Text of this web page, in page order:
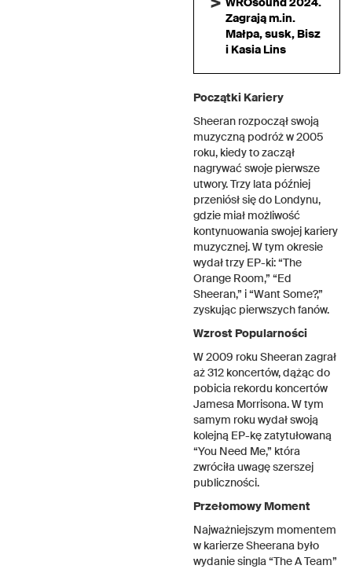
Zagrają m.in.
Małpa, susk, Bisz
i Kasia Lins
Początki Kariery
Sheeran rozpoczął swoją
muzyczną podróż w 2005
roku, kiedy to zaczął
nagrywać swoje pierwsze
utwory. Trzy lata później
przeniósł się do Londynu,
gdzie miał możliwość
kontynuowania swojej kariery
muzycznej. W tym okresie
wydał trzy EP-ki: “The
Orange Room,” “Ed
Sheeran,” i “Want Some?,”
zyskując pierwszych fanów.
Wzrost Popularności
W 2009 roku Sheeran zagrał
aż 312 koncertów, dążąc do
pobicia rekordu koncertów
Jamesa Morrisona. W tym
samym roku wydał swoją
kolejną EP-kę zatytułowaną
“You Need Me,” która
zwróciła uwagę szerszej
publiczności.
Przełomowy Moment
Najważniejszym momentem
w karierze Sheerana było
wydanie singla “The A Team”